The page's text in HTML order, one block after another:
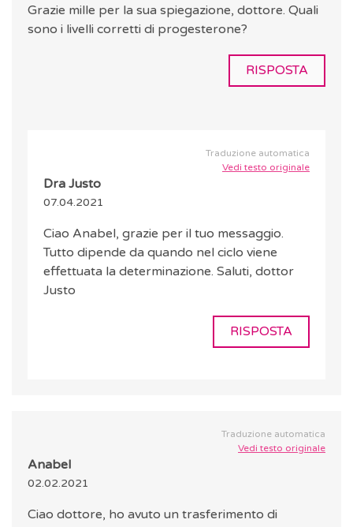
Grazie mille per la sua spiegazione, dottore. Quali
sono i livelli corretti di progesterone?
RISPOSTA
Traduzione automatica
Vedi testo originale
Dra Justo
07.04.2021
Ciao Anabel, grazie per il tuo messaggio.
Tutto dipende da quando nel ciclo viene
effettuata la determinazione. Saluti, dottor
Justo
RISPOSTA
Traduzione automatica
Vedi testo originale
Anabel
02.02.2021
Ciao dottore, ho avuto un trasferimento di